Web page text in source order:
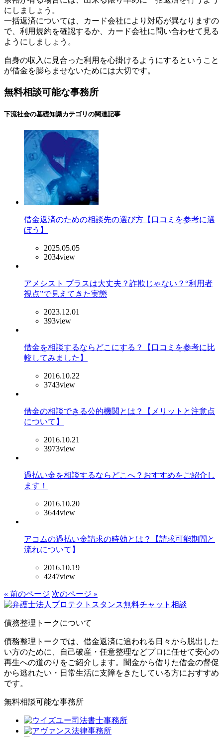
にしましょう。
一括返済については、カード会社により対応が異なりますの
で、利用規約を確認するか、カード会社に問い合わせて見る
ようにしましょう。
自身の収入に見合った利用を心掛けるようにするということ
が借金を膨らませないためには大切です。
無料相談可能な事務所
下流社会の基礎知識カテゴリの関連記事
借金返済のための相談先の選び方【口コミを参考に選
ぼう】
2025.05.05
2034view
アメシスト プラスは大丈夫？詐欺じゃない？“利用者
視点”で見えてきた実態
2023.12.01
393view
借金を相談するならどこにする？【口コミを参考に比
較してみました】
2016.10.22
3743view
借金の相談できる公的機関とは？【メリットと注意点
について】
2016.10.21
3973view
過払い金を相談するならどこへ？おすすめをご紹介し
ます！
2016.10.20
3644view
アコムの過払い金請求の時効とは？【請求可能期間と
流れについて】
2016.10.19
4247view
« 前のページ 次のページ »
債務整理トークについて
債務整理トークでは、借金返済に追われる日々から脱出した
い方のために、自己破産・任意整理などプロに任せて安心の
再生への道のりをご紹介します。闇金から借りた借金の督促
から逃れたい・日常生活に支障をきたしている方におすすめ
です。
無料相談可能な事務所